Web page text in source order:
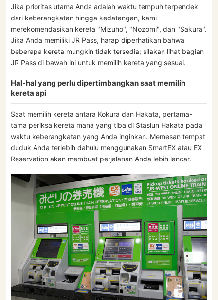
Jika prioritas utama Anda adalah waktu tempuh terpendek
dari keberangkatan hingga kedatangan, kami
merekomendasikan kereta "Mizuho", "Nozomi", dan "Sakura".
Jika Anda memiliki JR Pass, harap diperhatikan bahwa
beberapa kereta mungkin tidak tersedia; silakan lihat bagian
JR Pass di bawah ini untuk memilih kereta yang sesuai.
Hal-hal yang perlu dipertimbangkan saat memilih
kereta api
Saat memilih kereta antara Kokura dan Hakata, pertama-
tama periksa kereta mana yang tiba di Stasiun Hakata pada
waktu keberangkatan yang Anda inginkan. Memesan tempat
duduk Anda terlebih dahulu menggunakan SmartEX atau EX
Reservation akan membuat perjalanan Anda lebih lancar.